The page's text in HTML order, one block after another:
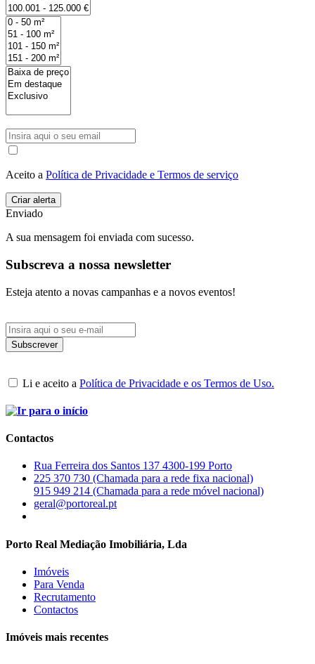
Aceito a Política de Privacidade e Termos de serviço
Enviado
A sua mensagem foi enviada com sucesso.
Subscreva a nossa newsletter
Esteja atento a novas campanhas e a novos eventos!
Li e aceito a Política de Privacidade e os Termos de Uso.
Contactos
Rua Ferreira dos Santos 137 4300-199 Porto
225 370 730 (Chamada para a rede fixa nacional)
915 949 214 (Chamada para a rede móvel nacional)
geral@portoreal.pt
Porto Real Mediação Imobiliária, Lda
Imóveis
Para Venda
Recrutamento
Contactos
Imóveis mais recentes